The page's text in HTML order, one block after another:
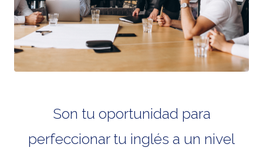
Son tu oportunidad para
perfeccionar tu inglés a un nivel